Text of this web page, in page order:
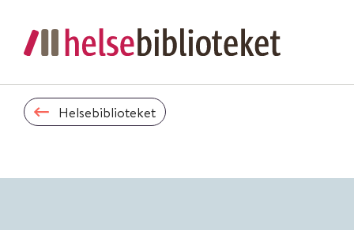
Helsebiblioteket